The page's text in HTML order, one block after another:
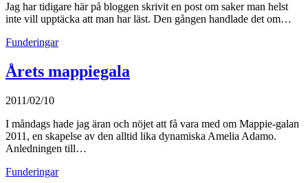
Jag har tidigare här på bloggen skrivit en post om saker man helst
inte vill upptäcka att man har läst. Den gången handlade det om…
Funderingar
Årets mappiegala
2011/02/10
I måndags hade jag äran och nöjet att få vara med om Mappie-galan
2011, en skapelse av den alltid lika dynamiska Amelia Adamo.
Anledningen till…
Funderingar